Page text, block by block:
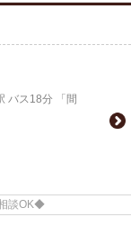
バス18分 「間
談OK◆